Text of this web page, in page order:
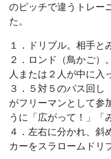
のピッチで違うトレー
た。
１．ドリブル。相手と
２．ロンド（鳥かご）
人または２人が中に入
３．５対５のパス回し
がフリーマンとして参
うに「広がって！」「
４．左右に分かれ、斜
カーをスラロームドリ